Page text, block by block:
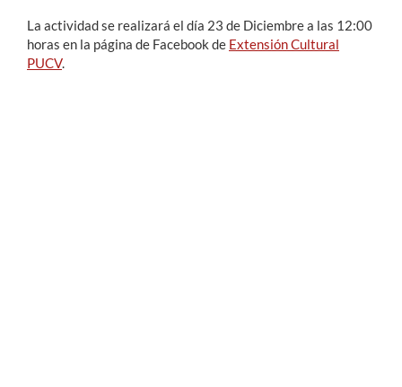
La actividad se realizará el día 23 de Diciembre a las 12:00
horas en la página de Facebook de Extensión Cultural
PUCV.